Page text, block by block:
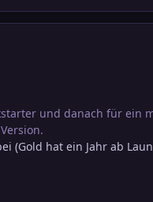
und danach für ein
(Gold hat ein Jahr ab